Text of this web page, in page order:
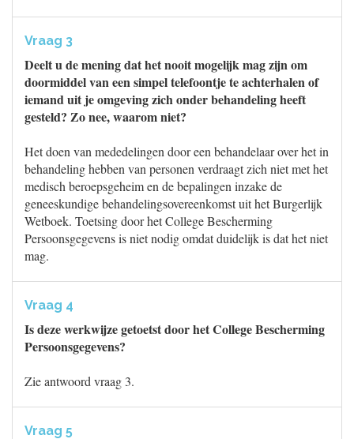
Vraag 3
Deelt u de mening dat het nooit mogelijk mag zijn om
doormiddel van een simpel telefoontje te achterhalen of
iemand uit je omgeving zich onder behandeling heeft
gesteld? Zo nee, waarom niet?
Het doen van mededelingen door een behandelaar over het in
behandeling hebben van personen verdraagt zich niet met het
medisch beroepsgeheim en de bepalingen inzake de
geneeskundige behandelingsovereenkomst uit het Burgerlijk
Wetboek. Toetsing door het College Bescherming
Persoonsgegevens is niet nodig omdat duidelijk is dat het niet
mag.
Vraag 4
Is deze werkwijze getoetst door het College Bescherming
Persoonsgegevens?
Zie antwoord vraag 3.
Vraag 5